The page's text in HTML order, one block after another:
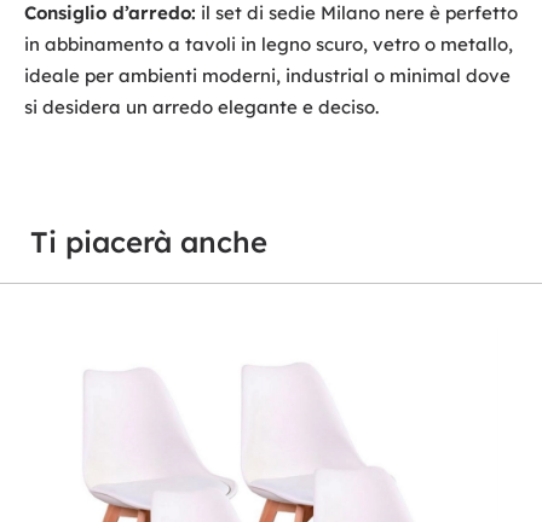
Consiglio d’arredo: il set di sedie Milano nere è perfetto
in abbinamento a tavoli in legno scuro, vetro o metallo,
ideale per ambienti moderni, industrial o minimal dove
si desidera un arredo elegante e deciso.
Ti piacerà anche